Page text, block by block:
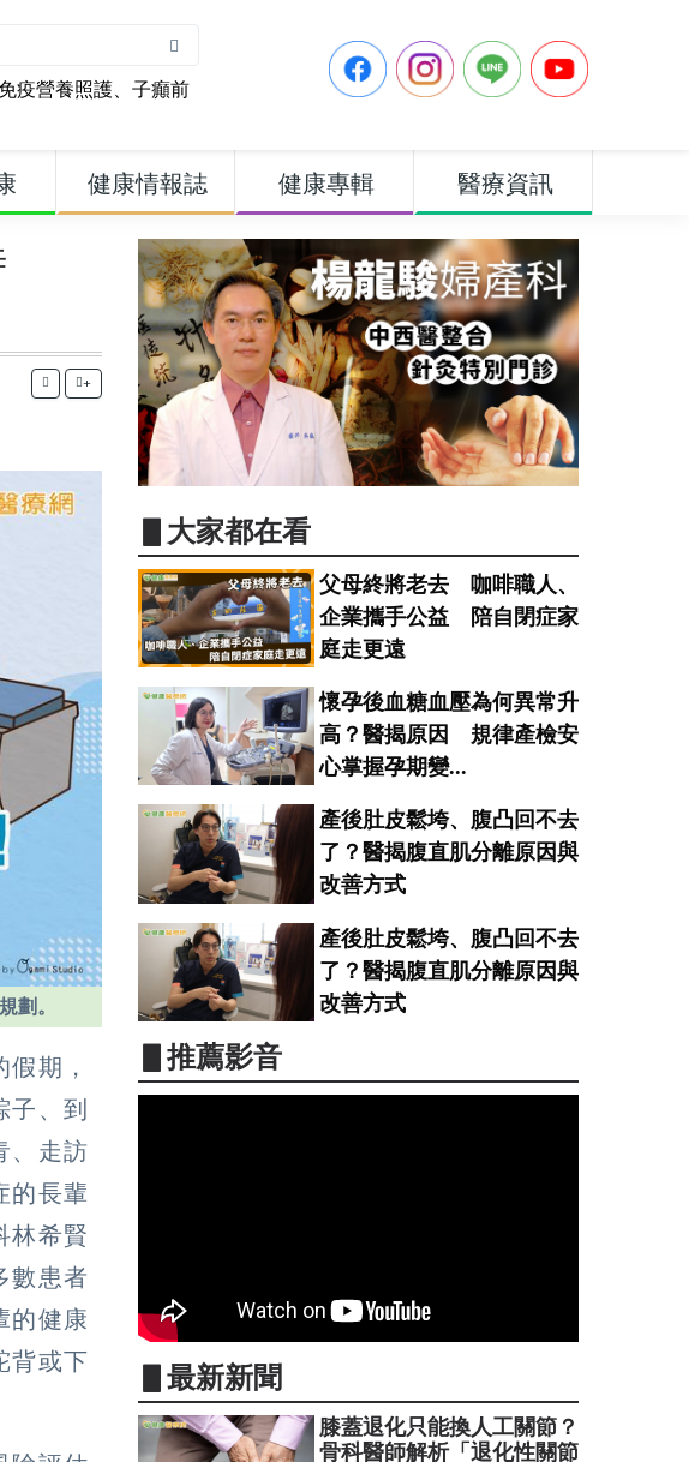
免疫營養照護、 子癲前
健康情報誌 健康專輯 醫療資訊
+
劃。
期，
、到
、走訪
的長輩
林希賢
數患者
的健康
背或下
▋大家都在看
父母終將老去 咖啡職人、
企業攜手公益 陪自閉症家
庭走更遠
懷孕後血糖血壓為何異常升
高？醫揭原因 規律產檢安
心掌握孕期變...
產後肚皮鬆垮、腹凸回不去
了？醫揭腹直肌分離原因與
改善方式
產後肚皮鬆垮、腹凸回不去
了？醫揭腹直肌分離原因與
改善方式
▋推薦影音
▋最新新聞
膝蓋退化只能換人工關節？
骨科醫師解析「退化性關節